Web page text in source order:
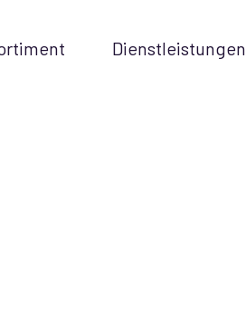
Dienstleistungen